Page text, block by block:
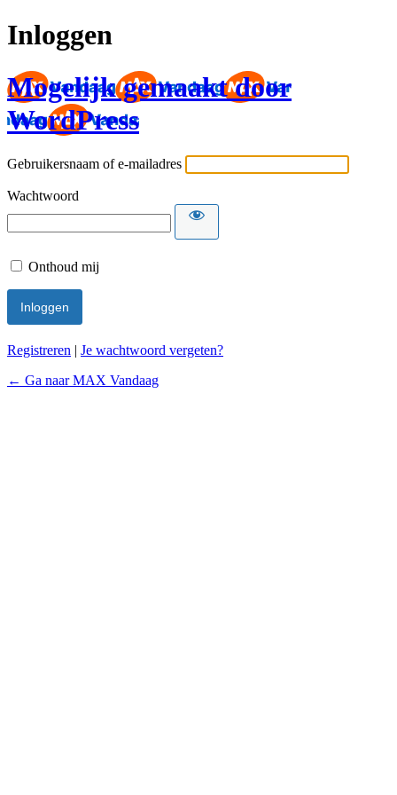
Inloggen
Mogelijk gemaakt door
WordPress
Gebruikersnaam of e-mailadres
Wachtwoord
Onthoud mij
Registreren | Je wachtwoord vergeten?
← Ga naar MAX Vandaag